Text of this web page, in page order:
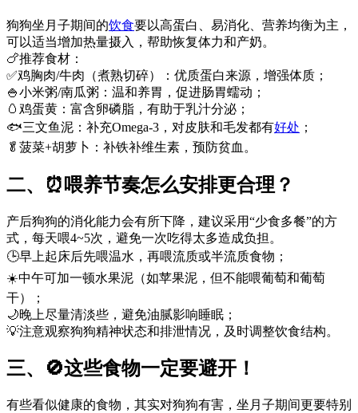
狗狗坐月子期间的饮食要以高蛋白、易消化、营养均衡为主，
可以适当增加热量摄入，帮助恢复体力和产奶。
🍗推荐食材：
✅鸡胸肉/牛肉（煮熟切碎）：优质蛋白来源，增强体质；
🍚小米粥/南瓜粥：温和养胃，促进肠胃蠕动；
🥚鸡蛋黄：富含卵磷脂，有助于乳汁分泌；
🐟三文鱼泥：补充Omega-3，对皮肤和毛发都有好处 ；
🥬菠菜+胡萝卜：补铁补维生素，预防贫血。
二、⏰喂养节奏怎么安排更合理？
产后狗狗的消化能力会有所下降，建议采用“少食多餐”的方
式，每天喂4~5次，避免一次吃得太多造成负担。
🕒早上起床后先喂温水，再喂流质或半流质食物；
☀️中午可加一顿水果泥（如苹果泥，但不能喂葡萄和葡萄
干）；
🌙晚上尽量清淡些，避免油腻影响睡眠；
💡注意观察狗狗精神状态和排泄情况，及时调整饮食结构。
三、🚫这些食物一定要避开！
有些看似健康的食物，其实对狗狗有害，坐月子期间更要特别